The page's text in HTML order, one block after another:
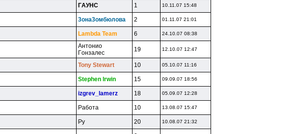
ГAУHC 1 10.11.07 15:48
3oнa3oмбюлoвa 2 01.11.07 21:01
Lambda Team 6 24.10.07 08:38
Aнтoниo
Гoнзaлec
19 12.10.07 12:47
Tony Stewart 10 05.10.07 11:16
Stephen lrwin 15 09.09.07 18:56
izgrev_lamerz 18 05.09.07 12:28
Paбoтa 10 13.08.07 15:47
Py 20 10.08.07 21:32